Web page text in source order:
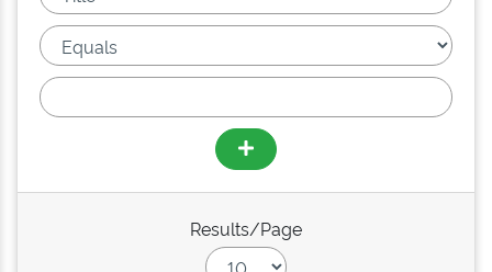
Results/Page